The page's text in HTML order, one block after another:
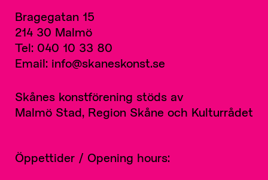
Bragegatan 15
214 30 Malmö
Tel: 040 10 33 80
Email: info@skaneskonst.se
Skånes konstförening stöds av
Malmö Stad, Region Skåne och Kulturrådet
Öppettider / Opening hours: